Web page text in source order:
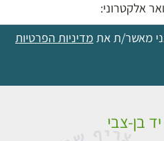
מאשר/ת את מדיניות הפרטיות
יד בן-צבי